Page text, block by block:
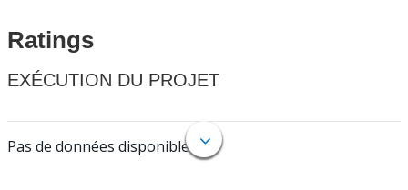
Ratings
EXÉCUTION DU PROJET
Pas de données disponibles.